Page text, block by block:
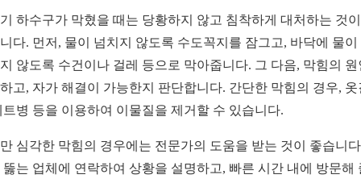
하수구가 막혔을 때는 당황하지 않고 침착하게 대처하는 것
다. 먼저, 물이 넘치지 않도록 수도꼭지를 잠그고, 바닥에 물이
않도록 수건이나 걸레 등으로 막아줍니다. 그 다음, 막힘의 원
고, 자가 해결이 가능한지 판단합니다. 간단한 막힘의 경우, 옷
트병 등을 이용하여 이물질을 제거할 수 있습니다.
심각한 막힘의 경우에는 전문가의 도움을 받는 것이 좋습니
뚫는 업체에 연락하여 상황을 설명하고, 빠른 시간 내에 방문해